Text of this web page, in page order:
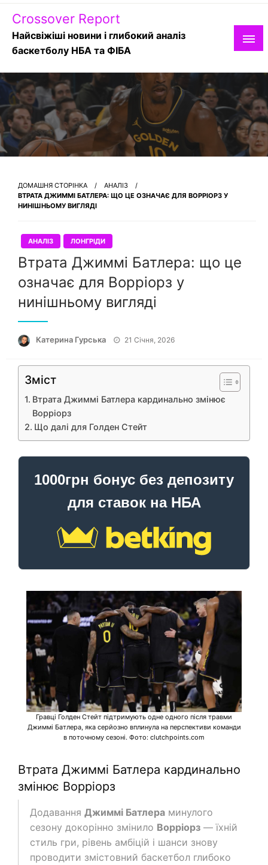
Skip
content
Crossover Report
Найсвіжіші новини і глибокий аналіз
баскетболу НБА та ФІБА
ДОМАШНЯ СТОРІНКА
АНАЛІЗ
ВТРАТА ДЖИММІ БАТЛЕРА: ЩО ЦЕ ОЗНАЧАЄ ДЛЯ ВОРРІОРЗ У
НИНІШНЬОМУ ВИГЛЯДІ
АНАЛІЗ ЛОНГРІДИ
Втрата Джиммі Батлера: що це
означає для Ворріорз у
нинішньому вигляді
Катерина Гурська Опубліковано
21 Січня, 2026
Зміст
Втрата Джиммі Батлера кардинально змінює
Ворріорз
Що далі для Голден Стейт
1000грн бонус без депозиту
для ставок на НБА
Гравці Голден Стейт підтримують одне одного після травми
Джиммі Батлера, яка серйозно вплинула на перспективи команди
в поточному сезоні. Фото: clutchpoints.com
Втрата Джиммі Батлера кардинально
змінює Ворріорз
Додавання Джиммі Батлера минулого
сезону докорінно змінило Ворріорз — їхній
стиль гри, рівень амбіцій і шанси знову
проводити змістовний баскетбол глибоко